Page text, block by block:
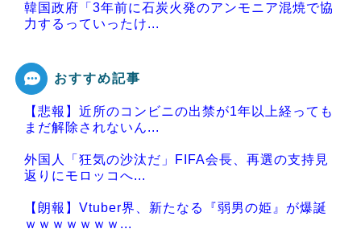
韓国政府「3年前に石炭火発のアンモニア混焼で協
力するっていったけ...
Powered by livedoor 相互RSS
おすすめ記事
【悲報】近所のコンビニの出禁が1年以上経っても
まだ解除されないん...
外国人「狂気の沙汰だ」FIFA会長、再選の支持見
返りにモロッコへ...
【朗報】Vtuber界、新たなる『弱男の姫』が爆誕
ｗｗｗｗｗｗｗ...